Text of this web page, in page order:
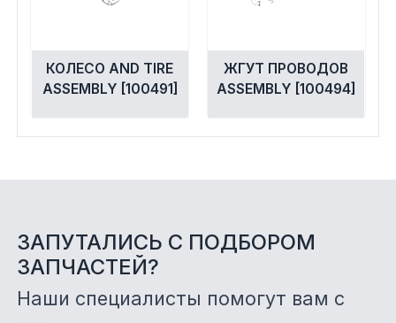
КОЛЕСО AND TIRE
ASSEMBLY [100491]
ЖГУТ ПРОВОДОВ
ASSEMBLY [100494]
ЗАПУТАЛИСЬ С ПОДБОРОМ
ЗАПЧАСТЕЙ?
Наши специалисты помогут вам с